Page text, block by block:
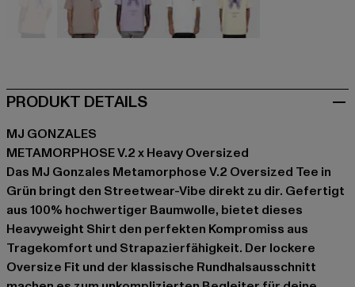
PRODUKT DETAILS
MJ GONZALES
METAMORPHOSE V.2 x Heavy Oversized
Das MJ Gonzales Metamorphose V.2 Oversized Tee in
Grün bringt den Streetwear-Vibe direkt zu dir. Gefertigt
aus 100% hochwertiger Baumwolle, bietet dieses
Heavyweight Shirt den perfekten Kompromiss aus
Tragekomfort und Strapazierfähigkeit. Der lockere
Oversize Fit und der klassische Rundhalsausschnitt